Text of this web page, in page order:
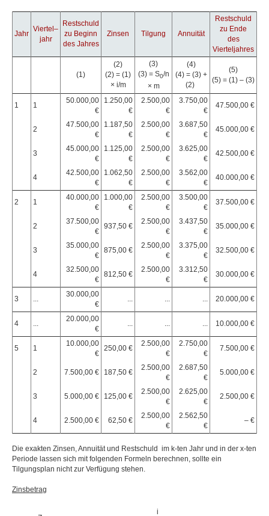
Jahr
Viertel–
jahr
Restschuld
zu Beginn
des Jahres
Zinsen Tilgung Annuität
Restschuld
zu Ende
des
Vierteljahres
(1)
(2)
(2) = (1)
× i/m
(3)
(3) = S0/n
× m
(4)
(4) = (3) +
(2)
(5)
(5) = (1) – (3)
1 1
50.000,00
€
1.250,00
€
2.500,00
€
3.750,00
€
47.500,00 €
2
47.500,00
€
1.187,50
€
2.500,00
€
3.687,50
€
45.000,00 €
3
45.000,00
€
1.125,00
€
2.500,00
€
3.625,00
€
42.500,00 €
4
42.500,00
€
1.062,50
€
2.500,00
€
3.562,00
€
40.000,00 €
2 1
40.000,00
€
1.000,00
€
2.500,00
€
3.500,00
€
37.500,00 €
2
37.500,00
€
937,50 €
2.500,00
€
3.437,50
€
35.000,00 €
3
35.000,00
€
875,00 €
2.500,00
€
3.375,00
€
32.500,00 €
4
32.500,00
€
812,50 €
2.500,00
€
3.312,50
€
30.000,00 €
3
30.000,00
€
20.000,00 €
4
20.000,00
€
10.000,00 €
5 1
10.000,00
€
250,00 €
2.500,00
€
2.750,00
€
7.500,00 €
2 7.500,00 € 187,50 €
2.500,00
€
2.687,50
€
5.000,00 €
3 5.000,00 € 125,00 €
2.500,00
€
2.625,00
€
2.500,00 €
4 2.500,00 € 62,50 €
2.500,00
€
2.562,50
€
– €
Die exakten Zinsen, Annuität und Restschuld im k-ten Jahr und in der x-ten
Periode lassen sich mit folgenden Formeln berechnen, sollte ein
Tilgungsplan nicht zur Verfügung stehen.
Zinsbetrag
i